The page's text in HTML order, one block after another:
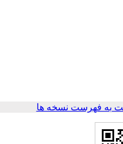
به فهرست نسخه ها